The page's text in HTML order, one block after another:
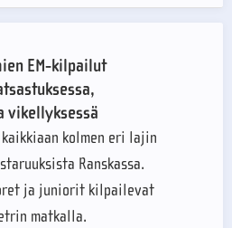
EM-kilpailut
vikellyksessä
kolmen eri lajin
Ranskassa.
ja juniorit kilpailevat
matkalla.